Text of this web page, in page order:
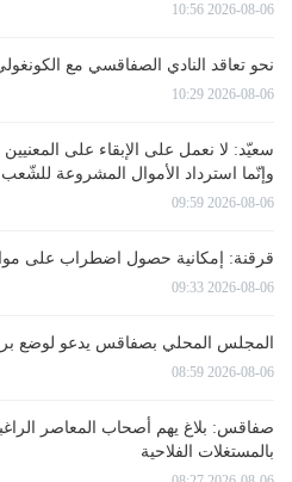
2026-08-06 10:56
نحو تعاقد النادي الصفاقسي مع
2026-08-06 10:29
سعيّد: لا نعمل على الإبقاء على
وإنّما استرداد الأموال المشروعة للشّعب
2026-08-06 09:59
قرقنة: إمكانية حصول اضطراب على
2026-08-06 09:33
المجلس المحلي بصفاقس يدعو لوضع
2026-08-06 08:59
صفاقس: بلاغ يهم أصحاب المعاصر
بالمستغلات الفلاحية